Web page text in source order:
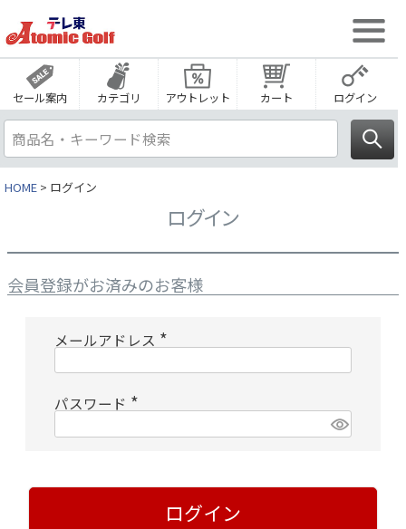
セール案内 カテゴリ アウトレット カート ログイン
HOME ログイン
ログイン
会員登録がお済みのお客様
メールアドレス
(
必
パスワード
(
ログイン